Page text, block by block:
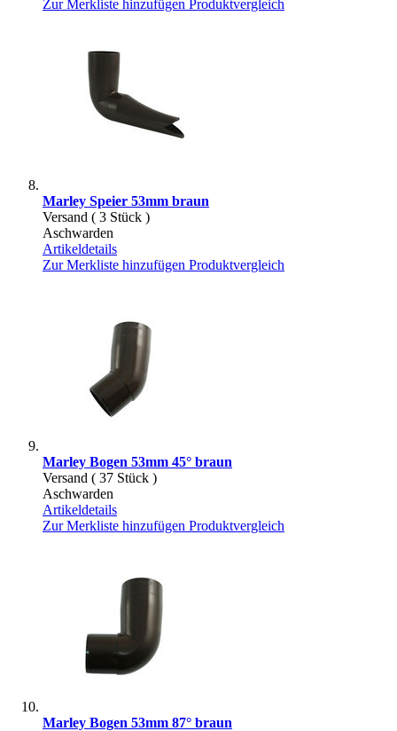
Zur Merkliste hinzufügen Produktvergleich
Marley Speier 53mm braun
Versand ( 3 Stück )
Aschwarden
Artikeldetails
Zur Merkliste hinzufügen Produktvergleich
Marley Bogen 53mm 45° braun
Versand ( 37 Stück )
Aschwarden
Artikeldetails
Zur Merkliste hinzufügen Produktvergleich
Marley Bogen 53mm 87° braun